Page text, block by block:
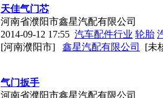
天佳气门芯
河南省濮阳市鑫星汽配有限公司
2014-09-12 17:55 汽车配件行业 轮胎
[河南濮阳市]
鑫星汽配有限公司 [未
气门扳手
河南省濮阳市鑫星汽配有限公司